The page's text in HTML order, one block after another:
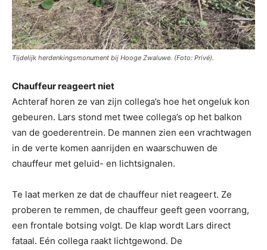
Tijdelijk herdenkingsmonument bij Hooge Zwaluwe. (Foto: Privé).
Chauffeur reageert niet
Achteraf horen ze van zijn collega’s hoe het ongeluk kon
gebeuren. Lars stond met twee collega’s op het balkon
van de goederentrein. De mannen zien een vrachtwagen
in de verte komen aanrijden en waarschuwen de
chauffeur met geluid- en lichtsignalen.
Te laat merken ze dat de chauffeur niet reageert. Ze
proberen te remmen, de chauffeur geeft geen voorrang,
een frontale botsing volgt. De klap wordt Lars direct
fataal. Eén collega raakt lichtgewond. De